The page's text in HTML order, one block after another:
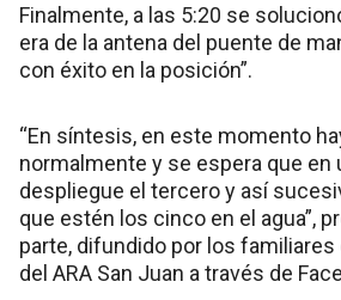
Finalmente, a las 5:20 se
era de la antena del puente de
con éxito en la posición”.
“En síntesis, en este momento
normalmente y se espera que en
despliegue el tercero y así
que estén los cinco en el agua”,
parte, difundido por los
del ARA San Juan a través de